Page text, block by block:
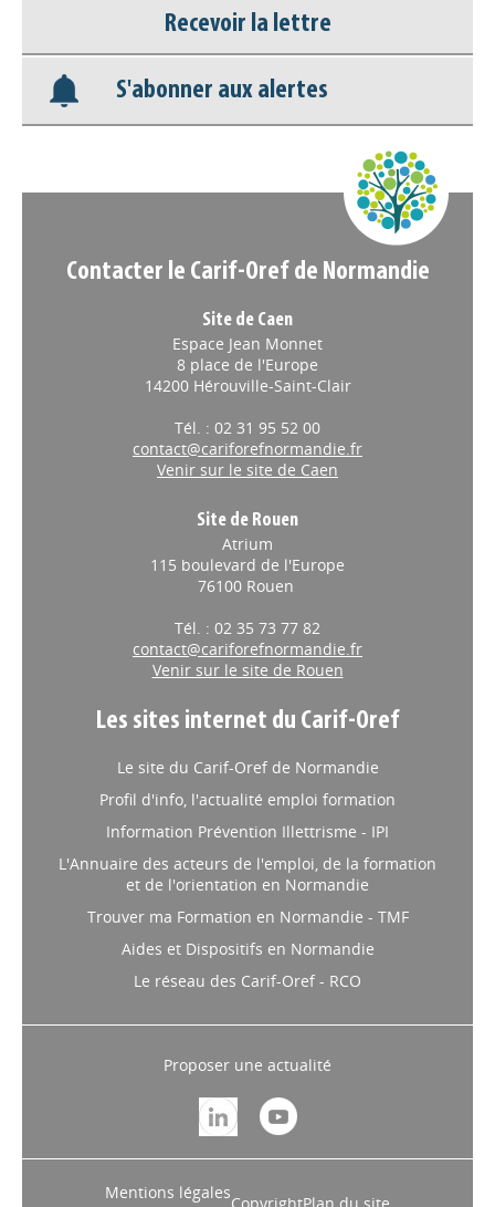
Base documentaire
Nos veilles Scoop.it
Recevoir la lettre
S'abonner aux alertes
Contacter le Carif-Oref de Normandie
Site de Caen
Espace Jean Monnet
8 place de l'Europe
14200 Hérouville-Saint-Clair
Tél. : 02 31 95 52 00
contact@cariforefnormandie.fr
Venir sur le site de Caen
Site de Rouen
Atrium
115 boulevard de l'Europe
76100 Rouen
Tél. : 02 35 73 77 82
contact@cariforefnormandie.fr
Venir sur le site de Rouen
Les sites internet du Carif-Oref
Le site du Carif-Oref de Normandie
Profil d'info, l'actualité emploi formation
Information Prévention Illettrisme - IPI
L'Annuaire des acteurs de l'emploi, de la formation
et de l'orientation en Normandie
Trouver ma Formation en Normandie - TMF
Aides et Dispositifs en Normandie
Le réseau des Carif-Oref - RCO
Proposer une actualité
Mentions légales